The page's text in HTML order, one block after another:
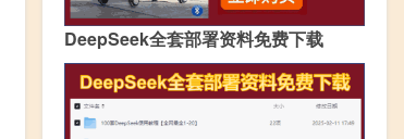
DeepSeek全套部署资料免费下载